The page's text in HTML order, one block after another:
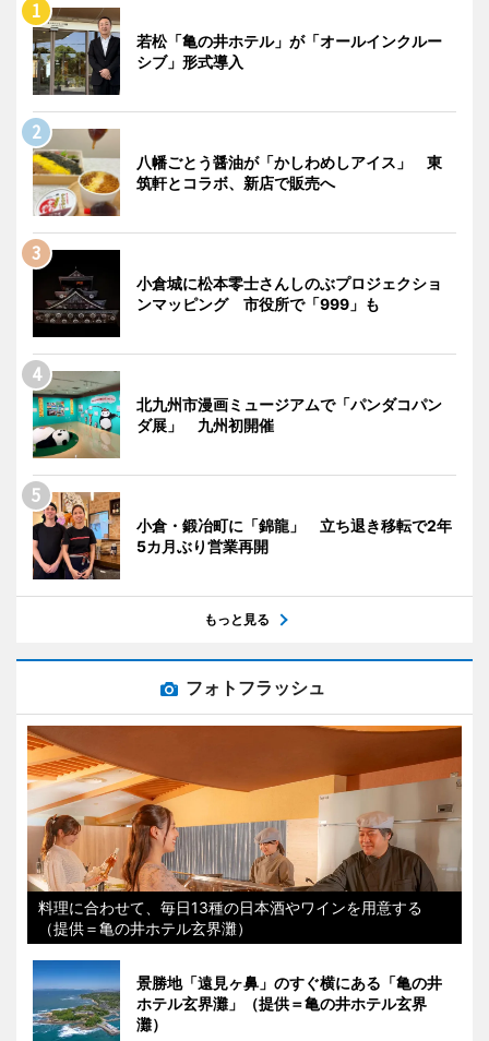
若松「亀の井ホテル」が「オールインクルー
シブ」形式導入
八幡ごとう醤油が「かしわめしアイス」 東
筑軒とコラボ、新店で販売へ
小倉城に松本零士さんしのぶプロジェクショ
ンマッピング 市役所で「999」も
北九州市漫画ミュージアムで「パンダコパン
ダ展」 九州初開催
小倉・鍛冶町に「錦龍」 立ち退き移転で2年
5カ月ぶり営業再開
もっと見る
フォトフラッシュ
料理に合わせて、毎日13種の日本酒やワインを用意する
（提供＝亀の井ホテル玄界灘）
景勝地「遠見ヶ鼻」のすぐ横にある「亀の井
ホテル玄界灘」（提供＝亀の井ホテル玄界
灘）